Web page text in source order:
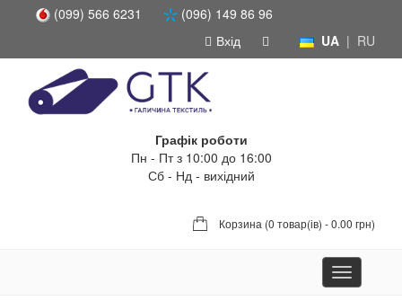
(099) 566 6231
(096) 149 86 96
UA | RU
Вхід
Графік роботи
Пн - Пт з 10:00 до 16:00
Сб - Нд - вихідний
Корзина (0 товар(ів) - 0.00 грн)
Toggle
navigation